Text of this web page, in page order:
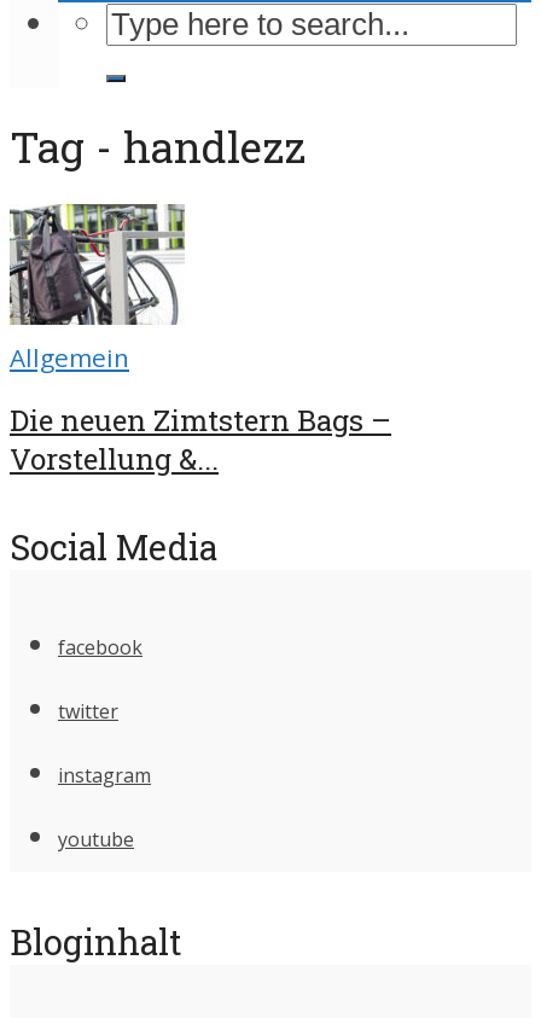
Tag - handlezz
Allgemein
Die neuen Zimtstern Bags –
Vorstellung &...
Social Media
facebook
twitter
instagram
youtube
Bloginhalt